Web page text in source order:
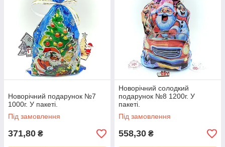
Новорічний подарунок №7
1000г. У пакеті.
Під замовлення
371,80 ₴
Новорічний солодкий
подарунок №8 1200г. У
пакеті.
Під замовлення
558,30 ₴